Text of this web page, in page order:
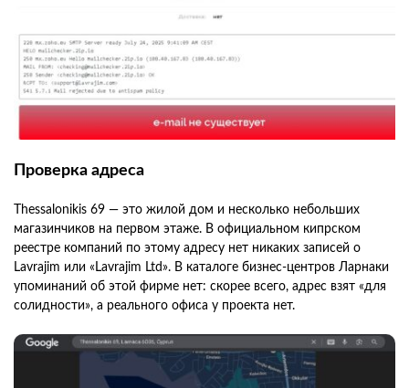
Проверка адреса
Thessalonikis 69 — это жилой дом и несколько небольших
магазинчиков на первом этаже. В официальном кипрском
реестре компаний по этому адресу нет никаких записей о
Lavrajim или «Lavrajim Ltd». В каталоге бизнес‑центров Ларнаки
упоминаний об этой фирме нет: скорее всего, адрес взят «для
солидности», а реального офиса у проекта нет.